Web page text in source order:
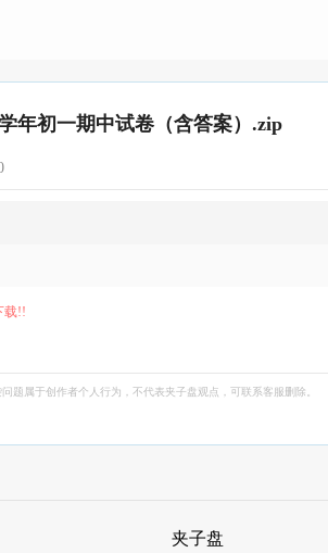
年初一期中试卷（含答案）.zip
载!!
题属于创作者个人行为，不代表夹子盘观点，可联系客服删除。
夹子盘